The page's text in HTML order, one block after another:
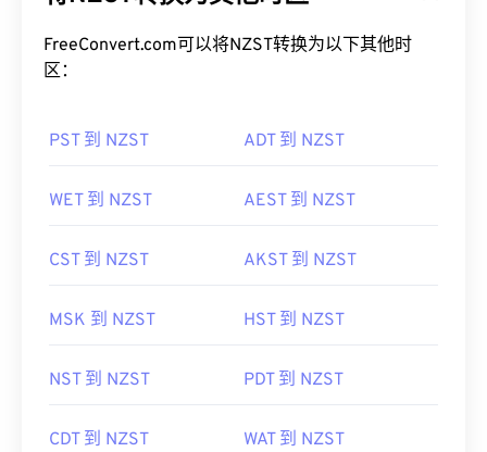
FreeConvert.com可以将NZST转换为以下其他时
区：
PST 到 NZST ADT 到 NZST
WET 到 NZST AEST 到 NZST
CST 到 NZST AKST 到 NZST
MSK 到 NZST HST 到 NZST
NST 到 NZST PDT 到 NZST
CDT 到 NZST WAT 到 NZST